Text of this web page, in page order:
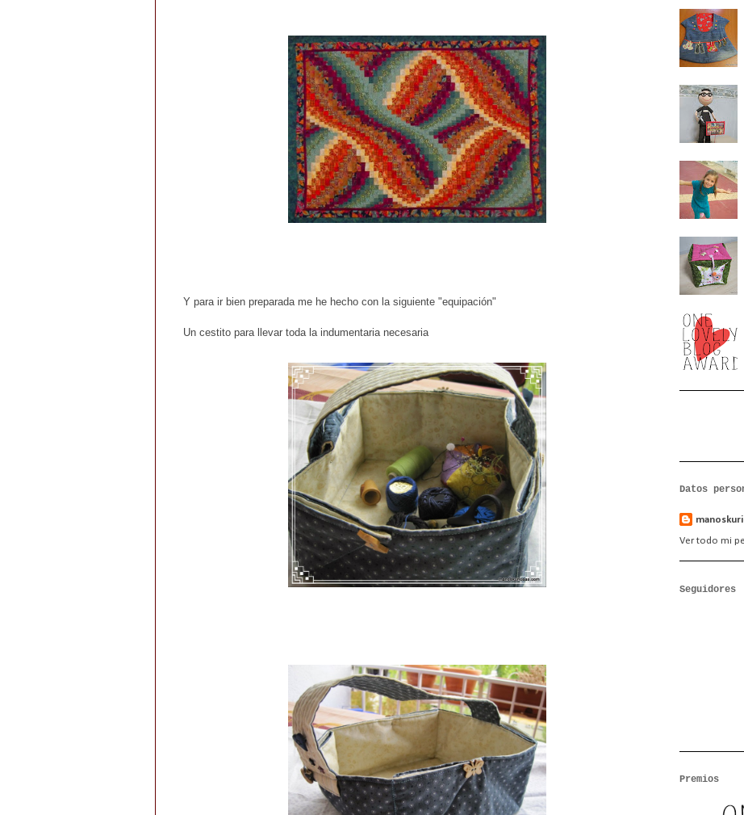
Y para ir bien preparada me he hecho con la siguiente "equipación"
Un cestito para llevar toda la indumentaria necesaria
Datos
Ver todo mi
Seguidores
Premios